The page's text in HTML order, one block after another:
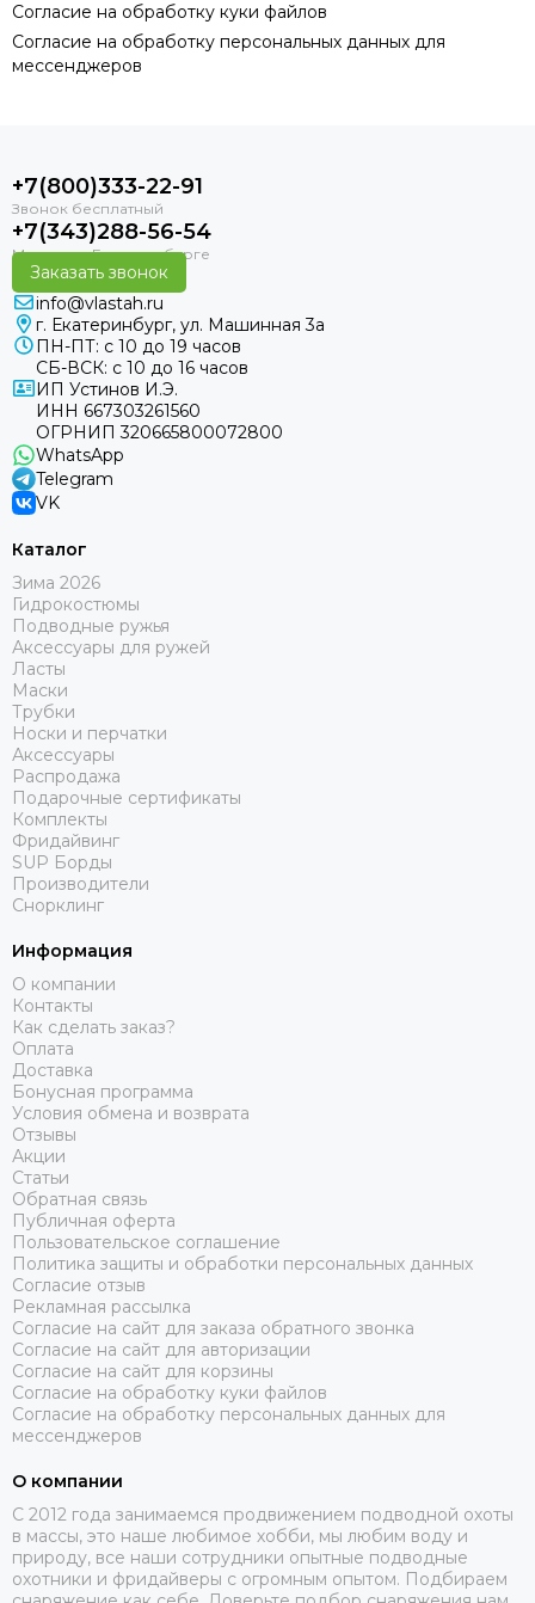
Согласие на обработку куки файлов
Согласие на обработку персональных данных для
мессенджеров
+7(800)333-22-91
+7(343)288-56-54
Заказать звонок
info@vlastah.ru
г. Екатеринбург, ул. Машинная 3а
ПН-ПТ: с 10 до 19 часов
СБ-ВСК: с 10 до 16 часов
ИП Устинов И.Э.
ИНН 667303261560
ОГРНИП 320665800072800
WhatsApp
Telegram
VK
Каталог
Зима 2026
Гидрокостюмы
Подводные ружья
Аксессуары для ружей
Ласты
Маски
Трубки
Носки и перчатки
Аксессуары
Распродажа
Подарочные сертификаты
Комплекты
Фридайвинг
SUP Борды
Производители
Снорклинг
Информация
О компании
Контакты
Как сделать заказ?
Оплата
Доставка
Бонусная программа
Условия обмена и возврата
Отзывы
Акции
Статьи
Обратная связь
Публичная оферта
Пользовательское соглашение
Политика защиты и обработки персональных данных
Согласие отзыв
Рекламная рассылка
Согласие на сайт для заказа обратного звонка
Согласие на сайт для авторизации
Согласие на сайт для корзины
Согласие на обработку куки файлов
Согласие на обработку персональных данных для
мессенджеров
О компании
C 2012 года занимаемся продвижением подводной охоты
в массы, это наше любимое хобби, мы любим воду и
природу, все наши сотрудники опытные подводные
охотники и фридайверы с огромным опытом. Подбираем